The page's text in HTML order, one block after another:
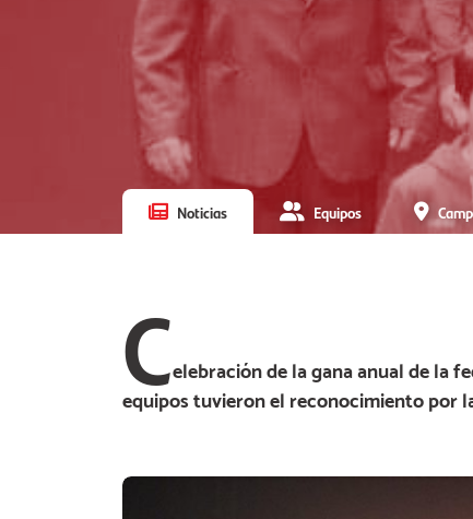
Noticias Equipos
Celebración de la gana anual de la
equipos tuvieron el reconocimiento por